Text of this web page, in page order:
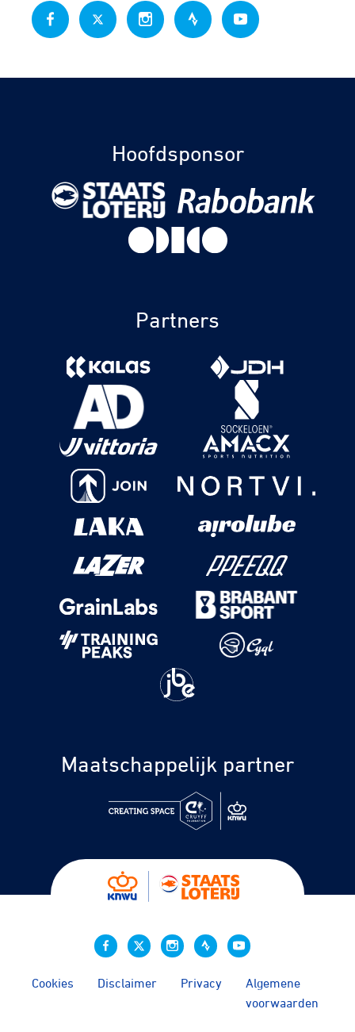
Hoofdsponsor
Partners
Maatschappelijk partner
Cookies Disclaimer Privacy
Algemene
voorwaarden